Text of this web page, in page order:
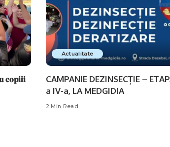
𝐜𝐨𝐩𝐢𝐢𝐢
Actualitate
CAMPANIE DEZINSECȚIE –
a IV-a, LA MEDGIDIA
2 Min Read